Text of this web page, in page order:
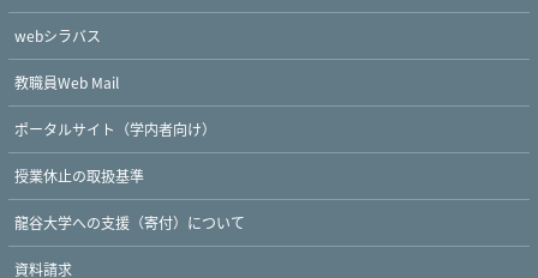
webシラバス
教職員Web Mail
ポータルサイト（学内者向け）
授業休止の取扱基準
龍谷大学への支援（寄付）について
資料請求